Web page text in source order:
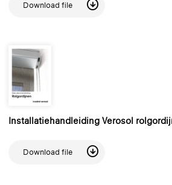
Download file
Installatiehandleiding Verosol
Download file